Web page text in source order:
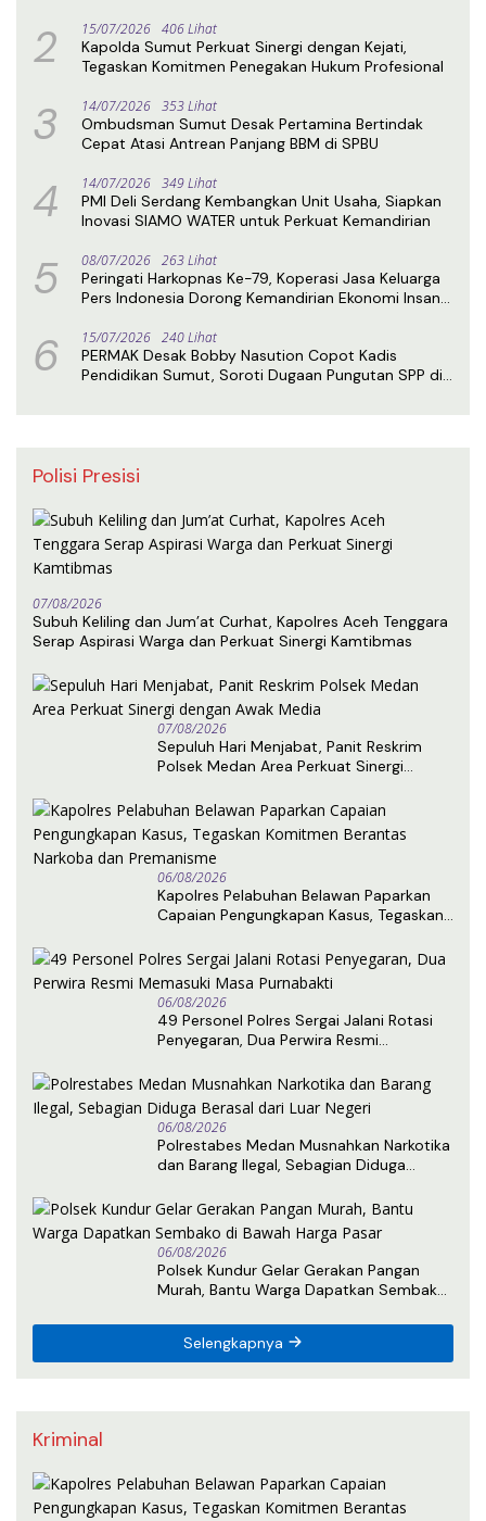
2 15/07/2026 406 Lihat
Kapolda Sumut Perkuat Sinergi dengan Kejati,
Tegaskan Komitmen Penegakan Hukum Profesional
3 14/07/2026 353 Lihat
Ombudsman Sumut Desak Pertamina Bertindak
Cepat Atasi Antrean Panjang BBM di SPBU
4 14/07/2026 349 Lihat
PMI Deli Serdang Kembangkan Unit Usaha, Siapkan
Inovasi SIAMO WATER untuk Perkuat Kemandirian
5 08/07/2026 263 Lihat
Peringati Harkopnas Ke-79, Koperasi Jasa Keluarga
Pers Indonesia Dorong Kemandirian Ekonomi Insan
6 15/07/2026 240 Lihat
PERMAK Desak Bobby Nasution Copot Kadis
Pendidikan Sumut, Soroti Dugaan Pungutan SPP di
Polisi Presisi
07/08/2026
Subuh Keliling dan Jum’at Curhat, Kapolres Aceh Tenggara
Serap Aspirasi Warga dan Perkuat Sinergi Kamtibmas
07/08/2026
Sepuluh Hari Menjabat, Panit Reskrim
Polsek Medan Area Perkuat Sinergi
06/08/2026
Kapolres Pelabuhan Belawan Paparkan
Capaian Pengungkapan Kasus, Tegaskan
Premanisme
06/08/2026
49 Personel Polres Sergai Jalani Rotasi
Penyegaran, Dua Perwira Resmi
06/08/2026
Polrestabes Medan Musnahkan Narkotika
dan Barang Ilegal, Sebagian Diduga
06/08/2026
Polsek Kundur Gelar Gerakan Pangan
Murah, Bantu Warga Dapatkan Sembako
Selengkapnya
Kriminal